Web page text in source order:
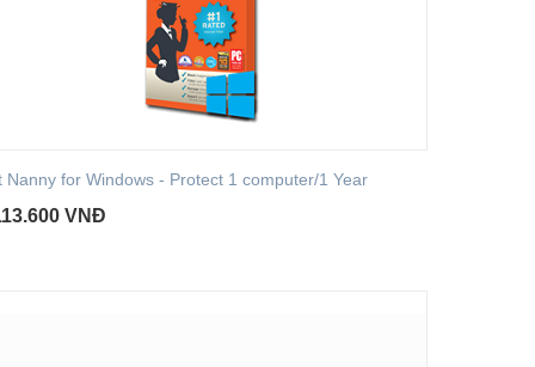
Nanny for Windows - Protect 1 computer/1 Year
VNĐ